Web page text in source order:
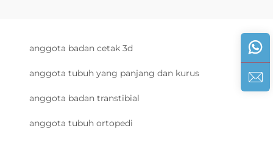
anggota badan cetak 3d
anggota tubuh yang panjang dan kurus
anggota badan transtibial
anggota tubuh ortopedi